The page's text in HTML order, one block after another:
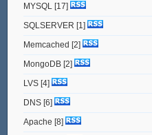
MYSQL [17]
SQLSERVER [1]
Memcached [2]
MongoDB[2]
LVS[4]
DNS[6]
Apache [8]